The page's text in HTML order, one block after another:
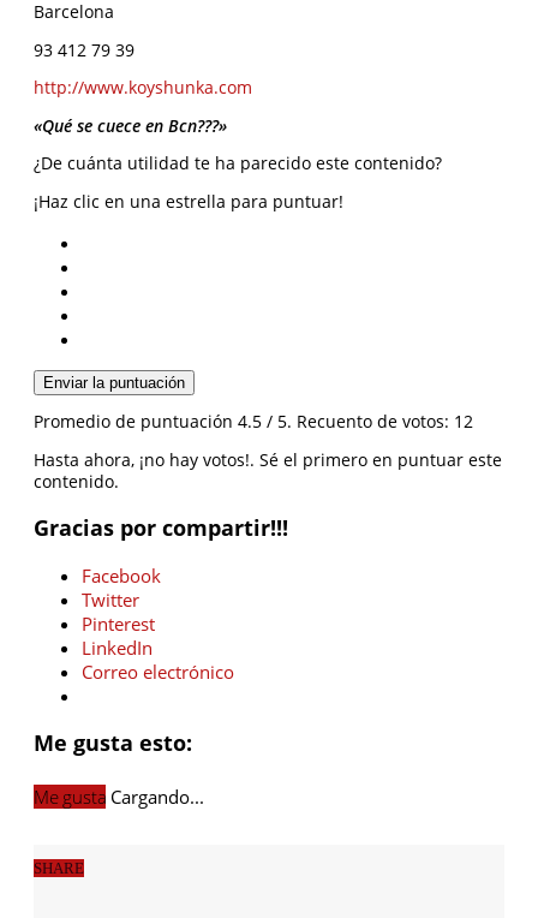
Barcelona
93 412 79 39
http://www.koyshunka.com
«Qué se cuece en Bcn???»
¿De cuánta utilidad te ha parecido este contenido?
¡Haz clic en una estrella para puntuar!
Enviar la puntuación
Promedio de puntuación 4.5 / 5. Recuento de votos: 12
Hasta ahora, ¡no hay votos!. Sé el primero en puntuar este
contenido.
Gracias por compartir!!!
Facebook
Twitter
Pinterest
LinkedIn
Correo electrónico
Me gusta esto:
Me gusta Cargando...
SHARE